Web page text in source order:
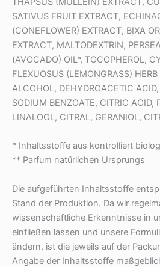
SATIVUS FRUIT EXTRACT,
(CONEFLOWER) EXTRACT, BIXA
EXTRACT, MALTODEXTRIN,
(AVOCADO) OIL*, TOCOPHEROL,
FLEXUOSUS (LEMONGRASS)
ALCOHOL, DEHYDROACETIC
SODIUM BENZOATE, CITRIC ACID,
LINALOOL, CITRAL, GERANIOL,
* Inhaltsstoffe aus kontrolliert
** Parfum natürlichen Ursprungs
Die aufgeführten Inhaltsstoffe
Stand der Produktion. Da wir
wissenschaftliche Erkenntnisse in
einfließen lassen und unsere
ändern, ist die jeweils auf der
Angabe der Inhaltsstoffe